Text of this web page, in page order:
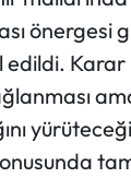
önergesi
Karar